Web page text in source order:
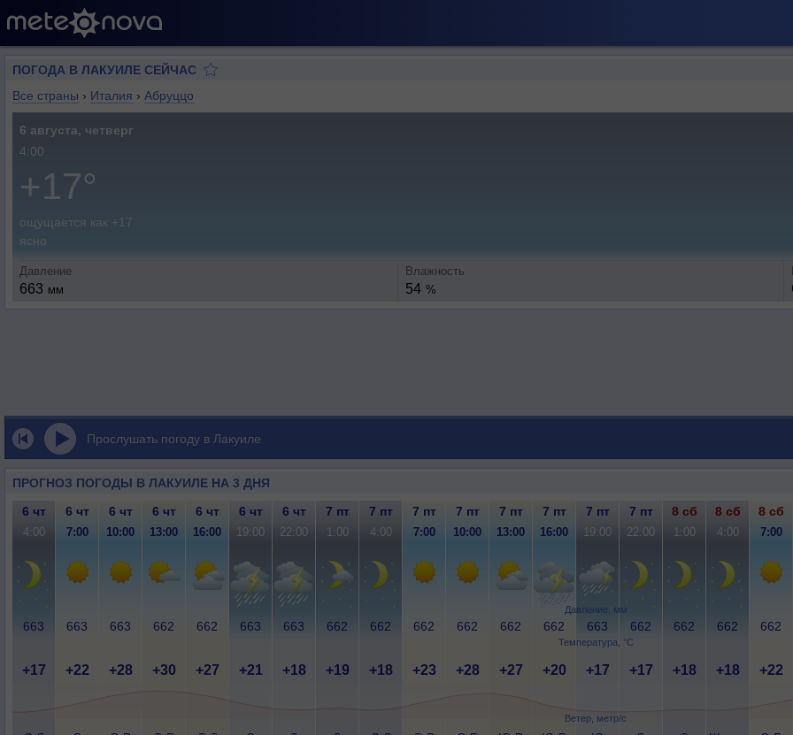
ПОГОДА В ЛАКУИЛЕ СЕЙЧАС
Все страны › Италия › Абруццо
6 августа, четверг
4:00
+17°
ощущается как +17
ясно
Давление
663 мм
Влажность
54 %
Прослушать погоду в Лакуиле
ПРОГНОЗ ПОГОДЫ В ЛАКУИЛЕ НА 3 ДНЯ
Давление, мм
Температура, °C
Ветер, метр/с
6 чт 6 чт 6 чт 6 чт 6 чт 6 чт 6 чт 7 пт 7 пт 7 пт 7 пт 7 пт 7 пт 7 пт 7 пт 8 сб 8 сб 8 сб
4:00 7:00 10:00 13:00 16:00 19:00 22:00 1:00 4:00 7:00 10:00 13:00 16:00 19:00 22:00 1:00 4:00 7:00
663 663 663 662 662 663 663 662 662 662 662 662 662 663 662 662 662 662
+17 +22 +28 +30 +27 +21 +18 +19 +18 +23 +28 +27 +20 +17 +17 +18 +18 +22